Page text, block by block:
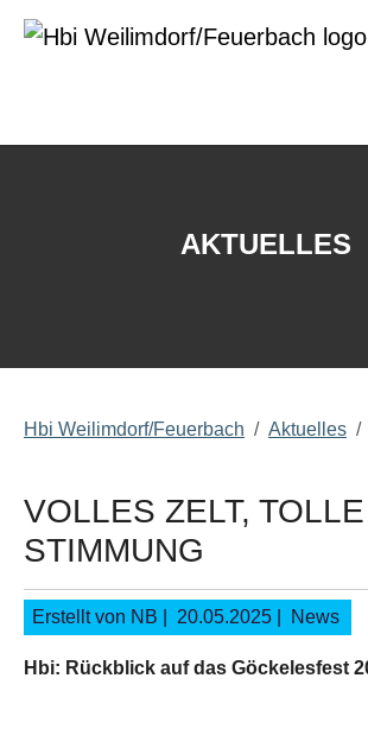
AKTUELLES
Hbi Weilimdorf/Feuerbach Aktuelles
VOLLES ZELT, TOLLE
STIMMUNG
Erstellt von NB | 20.05.2025 News
Hbi: Rückblick auf das Göckelesfest